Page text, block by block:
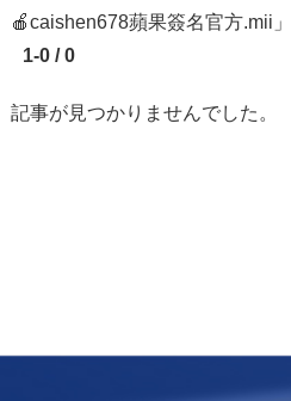
🍎caishen678蘋果簽名官方.mii
1-0 / 0
記事が見つかりませんでした。